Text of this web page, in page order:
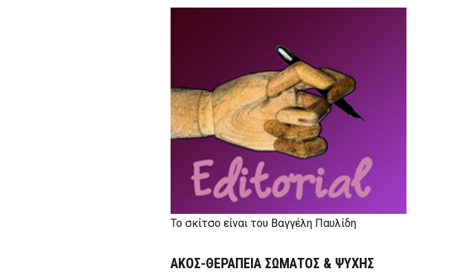
Το σκίτσο είναι του Βαγγέλη Παυλίδη
ΑΚΟΣ-ΘΕΡΑΠΕΙΑ ΣΩΜΑΤΟΣ & ΨΥΧΗΣ